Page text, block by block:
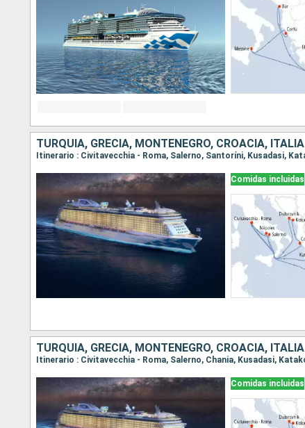
TURQUÍA, GRECIA, MONTENEGRO, CROACIA, ITALIA
Comidas incluidas
TURQUÍA, GRECIA, MONTENEGRO, CROACIA, ITALIA
Comidas incluidas